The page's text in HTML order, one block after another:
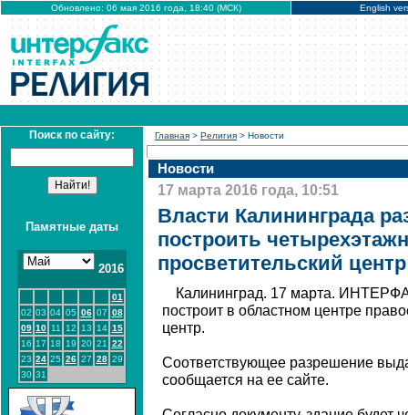
Обновлено: 06 мая 2016 года, 18:40 (МСК) English
Поиск по сайту:
Памятные даты
2016
01
02 03 04 05 06 07 08
09 10 11 12 13 14 15
16 17 18 19 20 21
22
23 24 25 26 27 28 29
30 31
Главная > Религия > Новости
Новости
17 марта 2016 года, 10:51
Власти Калининграда
построить
просветительский центр
Калининград. 17 марта.
построит в областном центре
центр.
Соответствующее разрешение
сообщается на ее сайте.